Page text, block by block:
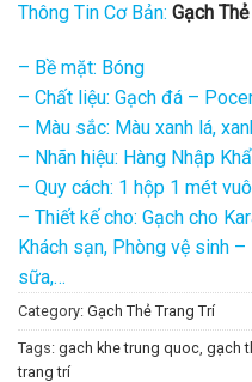
Thông Tin Cơ Bản: Gạch
– Bề mặt: Bóng
– Chất liệu: Gạch đá –
– Màu sắc: Màu xanh lá,
– Nhãn hiệu: Hàng Nhập
– Quy cách: 1 hộp 1 mét
– Thiết kế cho: Gạch cho
Khách sạn, Phòng vệ sinh
sữa,…
Category: Gạch Thẻ Trang Trí
Tags: gach khe trung quoc gạch
trang trí